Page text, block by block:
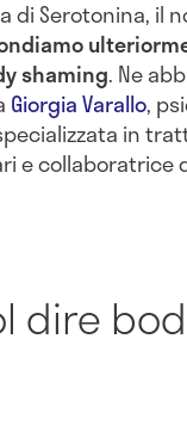
di Serotonina, il
shaming. Ne
Giorgia Varallo,
in
e collaboratrice
dire